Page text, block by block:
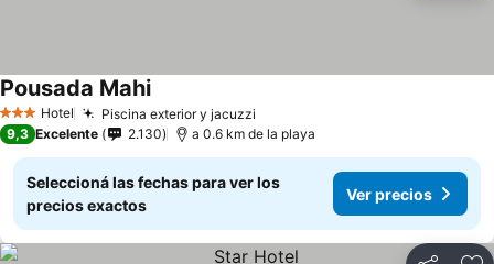
3 Estrellas
Hotel Piscina exterior y jacuzzi
Pousada Mahi
9,3 Excelente 2.130 a 0.6 km de la playa
Seleccioná las fechas para ver los
precios exactos
Ver precios